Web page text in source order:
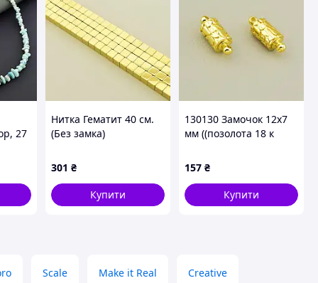
27
Нитка Гематит 40 см.
(Без замка)
301 ₴
Купити
130130 Замочок 12х7
мм ((позолота 18 к
157 ₴
Купити
Scale Make it Real Creative